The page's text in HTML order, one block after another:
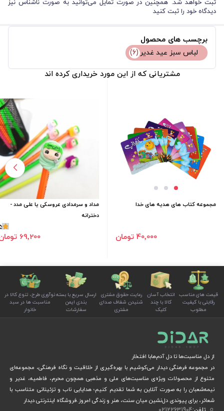
ثبت خواهد شد. همچنین در صورت تمایل می‌توانید به صورت ناشناس نیز
دیدگاه خود را ثبت کنید
برچسب های محصول
لباس سبز عید غدیر(6)
مشتریانی که از این مورد خریداری کرده اند
مجموعه کتاب های هدیه های خدا
40٬000 تومان
مداد و سرمدادی عروسکی یا علی مدد -
دخترانه
69٬200 تومان
قیمت های مناسب
رقابتی با کیفیت
مطلوب
انتخاب آسان
کالا با چند
کلیک
رعایت حقوق مشتری
شنیدن شفاف صدای
مشتری
ارسال سریع با بسته
بندی ایمن
سفارشات
نوآوری طرح، تنوع کالا در
مناسبت ها در سبد
خانوار
از دل مناسبت‌ها تا دل آدم‌هابا افتخار
در مجموعه فرهنگی دیدار می‌کوشیم با بهره‌گیری از خلاقیت و نگاه فرهنگی، مجموعه‌ای
متنوع از محصولات ویژه‌ی مناسبت‌های ملی و مذهبی همچون محرم، فاطمیه، غدیر و
نیمه‌شعبان را به صورت آنلاین به شما تقدیم کنیم؛ هدایایی ناب و تزئیناتی متناسب با
شعائر، برای پیوندی دل‌نشین میان سنت، هنر و زندگی امروز.فروشگاه اینترنتی دیدار